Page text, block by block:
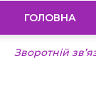
ГОЛОВНА
Зворотній